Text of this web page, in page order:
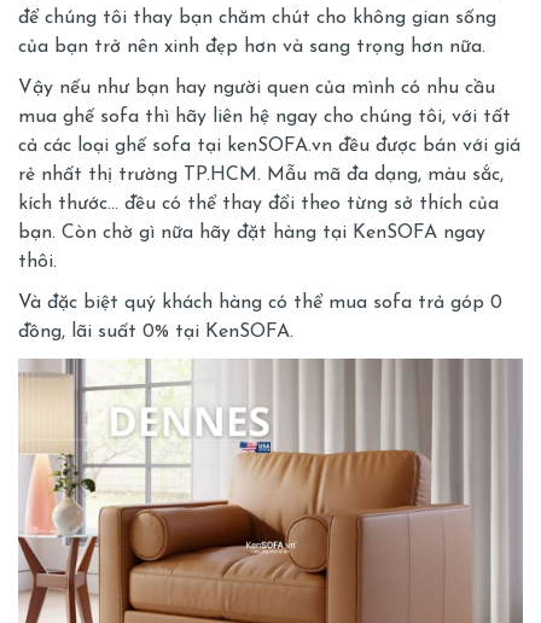
để chúng tôi thay bạn chăm chút cho không gian sống
của bạn trở nên xinh đẹp hơn và sang trọng hơn nữa.
Vậy nếu như bạn hay người quen của mình có nhu cầu
mua ghế sofa thì hãy liên hệ ngay cho chúng tôi, với tất
cả các loại ghế sofa tại kenSOFA.vn đều được bán với giá
rẻ nhất thị trường TP.HCM. Mẫu mã đa dạng, màu sắc,
kích thước… đều có thể thay đổi theo từng sở thích của
bạn. Còn chờ gì nữa hãy đặt hàng tại KenSOFA ngay
thôi.
Và đặc biệt quý khách hàng có thể mua sofa trả góp 0
đồng, lãi suất 0% tại KenSOFA.